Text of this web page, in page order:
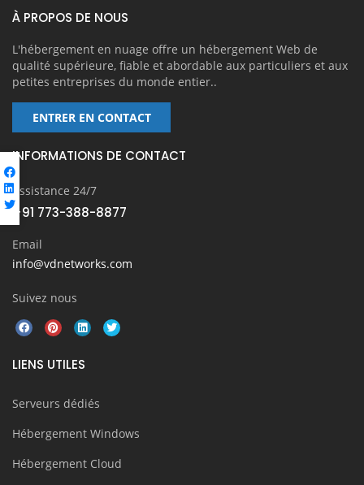
À PROPOS DE NOUS
L'hébergement en nuage offre un hébergement Web de
qualité supérieure, fiable et abordable aux particuliers et aux
petites entreprises du monde entier..
ENTRER EN CONTACT
INFORMATIONS DE CONTACT
Assistance 24/7
+91 773-388-8877
Email
info@vdnetworks.com
Suivez nous
LIENS UTILES
Serveurs dédiés
Hébergement Windows
Hébergement Cloud